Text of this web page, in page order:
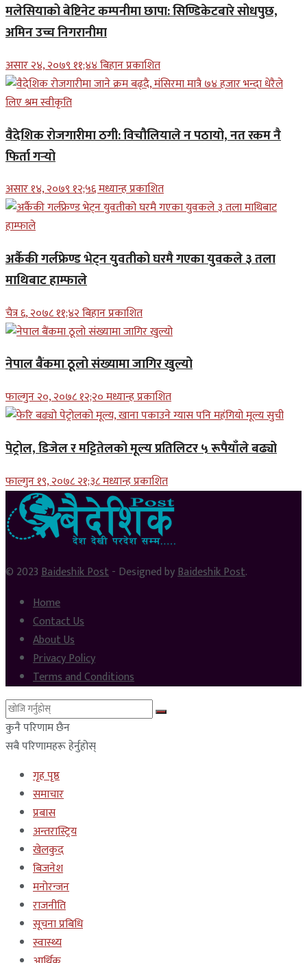
मलेसियाको बेष्टिनेट कम्पनीमा छापा: सिण्डिकेटबारे सोधपुछ,
अमिन उच्च निगरानीमा
असार २४, २०७९ ११;४४ बिहान प्रकाशित
वैदेशिक रोजगारीमा ठगी: विचौलियाले न पठायो, नत रकम नै
फिर्ता गर्‍यो
असार १४, २०७९ १२;५६ मध्यान्ह प्रकाशित
अर्कैकी गर्लफ्रेण्ड भेट्न युवतीको घरमै गएका युवकले ३ तला
माथिबाट हाम्फाले
चैत्र ६, २०७८ ११;४२ बिहान प्रकाशित
नेपाल बैंकमा ठूलो संख्यामा जागिर खुल्यो
फाल्गुन २०, २०७८ १२;२० मध्यान्ह प्रकाशित
पेट्रोल, डिजेल र मट्टितेलको मूल्य प्रतिलिटर ५ रूपैयाँले बढ्यो
फाल्गुन १९, २०७८ २१;३८ मध्यान्ह प्रकाशित
© 2023Baideshik Post- Designed byBaideshik Post.
Home
Contact Us
About Us
Privacy Policy
Terms and Conditions
कुनै परिणाम छैन
सबै परिणामहरू हेर्नुहोस्
गृह पृष्ठ
समाचार
प्रबास
अन्तरास्ट्रिय
खेलकुद
बिजनेश
मनोरन्जन
राजनीति
सूचना प्रबिधि
स्वास्थ्य